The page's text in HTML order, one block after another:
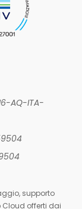
AQ-ITA-
supporto
offerti dai